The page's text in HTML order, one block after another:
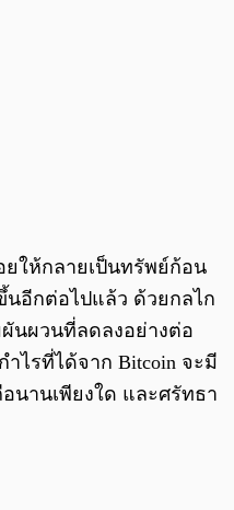
ให้กลายเป็นทรัพย์ก้อน
นอีกต่อไปแล้ว ด้วยกลไก
นผวนที่ลดลงอย่างต่อ
ไรที่ได้จาก Bitcoin จะมี
นานเพียงใด และศรัทธา